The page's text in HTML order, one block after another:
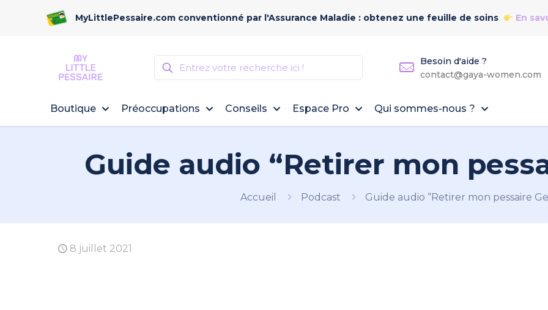
MyLittlePessaire.com conventionné par l'Assurance Maladie : obtenez une feuille de soins En
Besoin d'aide ?
contact@gaya-women.com
Boutique Préoccupations Conseils Espace Pro Qui sommes-nous ?
Guide audio “Retirer mon
Accueil Podcast Guide audio “Retirer mon pessaire
8 juillet 2021